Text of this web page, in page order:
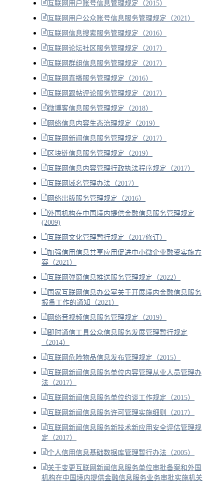
互联网用户账号信息管理规定（2015）
互联网用户公众账号信息服务管理规定（2021）
互联网信息搜索服务管理规定（2016）
互联网论坛社区服务管理规定（2017）
互联网群组信息服务管理规定（2017）
互联网直播服务管理规定（2016）
互联网跟帖评论服务管理规定（2017）
微博客信息服务管理规定（2018）
网络信息内容生态治理规定（2019）
互联网新闻信息服务管理规定（2017）
区块链信息服务管理规定（2019）
互联网信息内容管理行政执法程序规定（2017）
互联网域名管理办法（2017）
网络出版服务管理规定（2016）
外国机构在中国境内提供金融信息服务管理规定
(2009)
互联网文化管理暂行规定（2017修订）
加强信用信息共享应用促进中小微企业融资实施方
案（2021）
互联网弹窗信息推送服务管理规定（2022）
国家互联网信息办公室关于开展境内金融信息服务
报备工作的通知（2021）
网络音视频信息服务管理规定（2019）
即时通信工具公众信息服务发展管理暂行规定
（2014）
互联网危险物品信息发布管理规定（2015）
互联网新闻信息服务单位内容管理从业人员管理办
法（2017）
互联网新闻信息服务单位约谈工作规定（2015）
互联网新闻信息服务许可管理实施细则（2017）
互联网新闻信息服务新技术新应用安全评估管理规
定（2017）
个人信用信息基础数据库管理暂行办法（2005）
关于变更互联网新闻信息服务单位审批备案和外国
机构在中国境内提供金融信息服务业务审批实施机关